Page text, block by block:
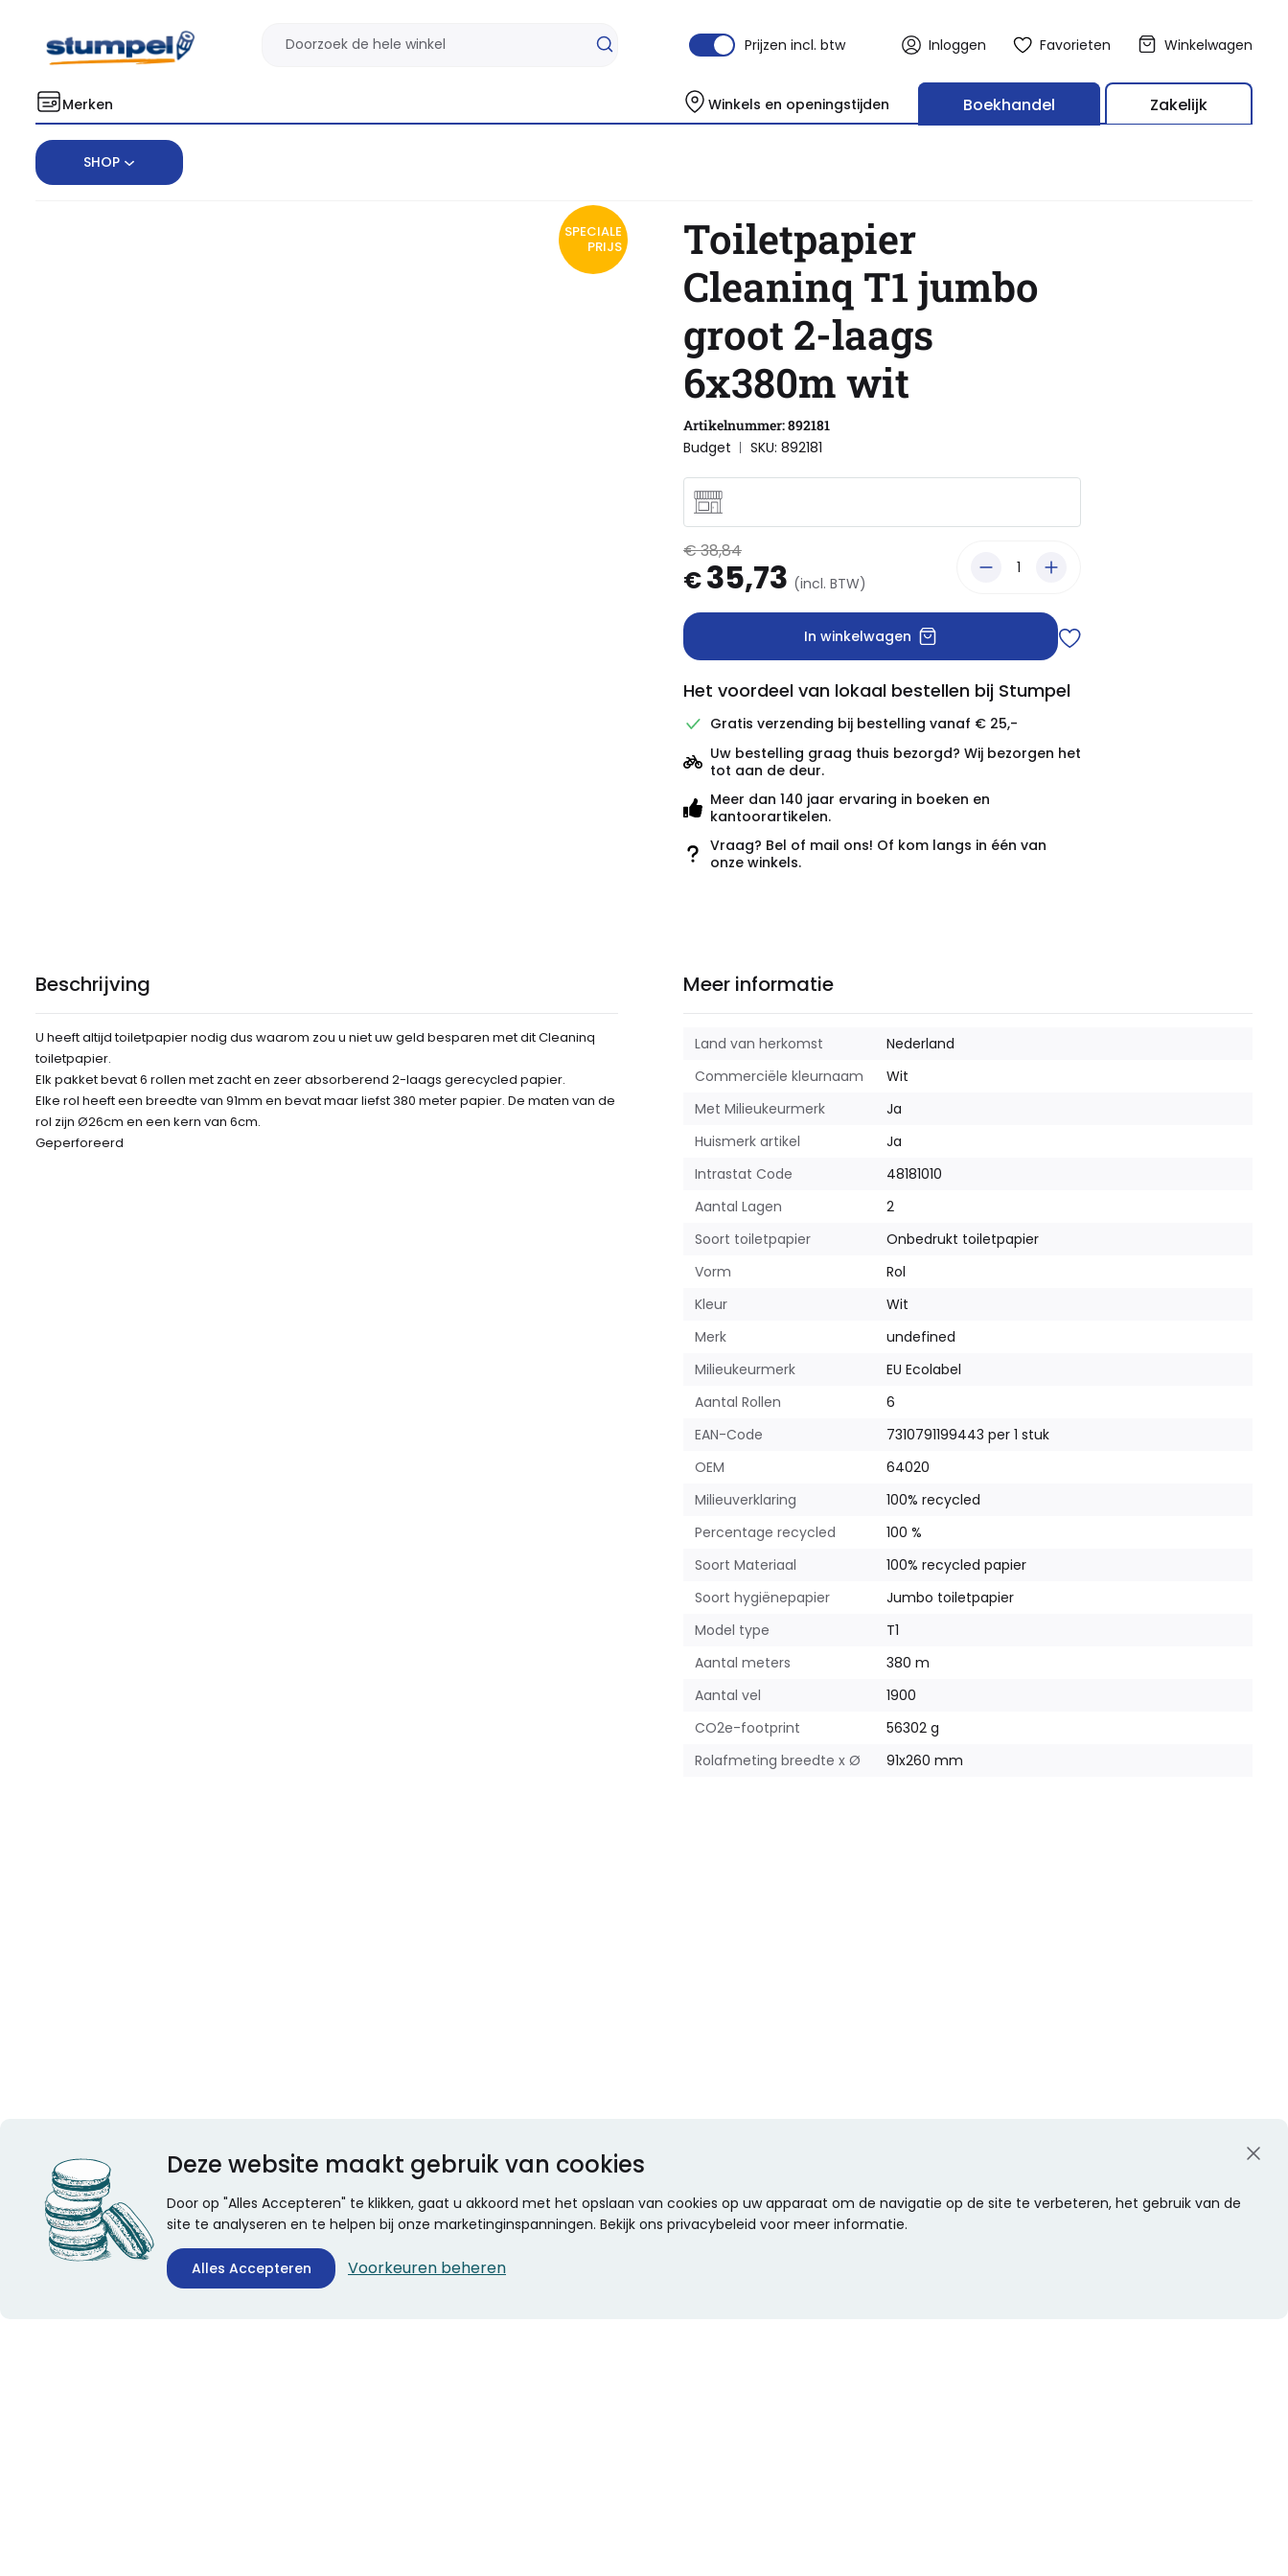
Prijzen incl. btw Inloggen Favorieten Winkelwagen
Merken Winkels en openingstijden Boekhandel Zakelijk
SHOP
Home Facilitair Hygiëne
SPECIALE
PRIJS
Toiletpapier
Cleaninq T1 jumbo
groot 2-laags
6x380m wit
Artikelnummer: 892181
Budget SKU: 892181
€ 38,84
€35,73 (incl. BTW)
In winkelwagen
Het voordeel van lokaal bestellen bij Stumpel
Gratis verzending bij bestelling vanaf € 25,-
Uw bestelling graag thuis bezorgd? Wij bezorgen het
tot aan de deur.
Meer dan 140 jaar ervaring in boeken en
kantoorartikelen.
Vraag? Bel of mail ons! Of kom langs in één van
onze winkels.
Beschrijving
U heeft altijd toiletpapier nodig dus waarom zou u niet uw geld besparen met dit Cleaninq
toiletpapier.
Elk pakket bevat 6 rollen met zacht en zeer absorberend 2-laags gerecycled papier.
Elke rol heeft een breedte van 91mm en bevat maar liefst 380 meter papier. De maten van de
rol zijn Ø26cm en een kern van 6cm.
Geperforeerd
Meer informatie
Land van herkomst
Nederland
Commerciële kleurnaam
Wit
Met Milieukeurmerk
Ja
Huismerk artikel
Ja
Intrastat Code
48181010
Aantal Lagen
2
Soort toiletpapier
Onbedrukt toiletpapier
Vorm
Rol
Kleur
Wit
Merk
undefined
Milieukeurmerk
EU Ecolabel
Aantal Rollen
6
EAN-Code
7310791199443 per 1 stuk
OEM
64020
Milieuverklaring
100% recycled
Percentage recycled
100 %
Soort Materiaal
100% recycled papier
Soort hygiënepapier
Jumbo toiletpapier
Model type
T1
Aantal meters
380 m
Aantal vel
1900
CO2e-footprint
56302 g
Rolafmeting breedte x Ø
91x260 mm
Deze website maakt gebruik van cookies
Door op "Alles Accepteren" te klikken, gaat u akkoord met het opslaan van cookies op uw apparaat om de navigatie op de site te verbeteren, het gebruik van de
site te analyseren en te helpen bij onze marketinginspanningen. Bekijk ons privacybeleid voor meer informatie.
Alles Accepteren Voorkeuren beheren